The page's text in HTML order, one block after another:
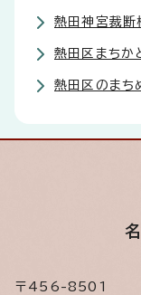
熱田神宮裁断
熱田区まちか
熱田区のまち
〒456-8501